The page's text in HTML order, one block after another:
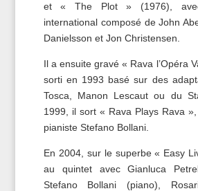
et « The Plot » (1976),
international composé de John
Danielsson et Jon Christensen.
Il a ensuite gravé « Rava l’Opéra
sorti en 1993 basé sur des
Tosca, Manon Lescaut ou du
1999, il sort « Rava Plays Rava
pianiste Stefano Bollani.
En 2004, sur le superbe « Easy
au quintet avec Gianluca
Stefano Bollani (piano),